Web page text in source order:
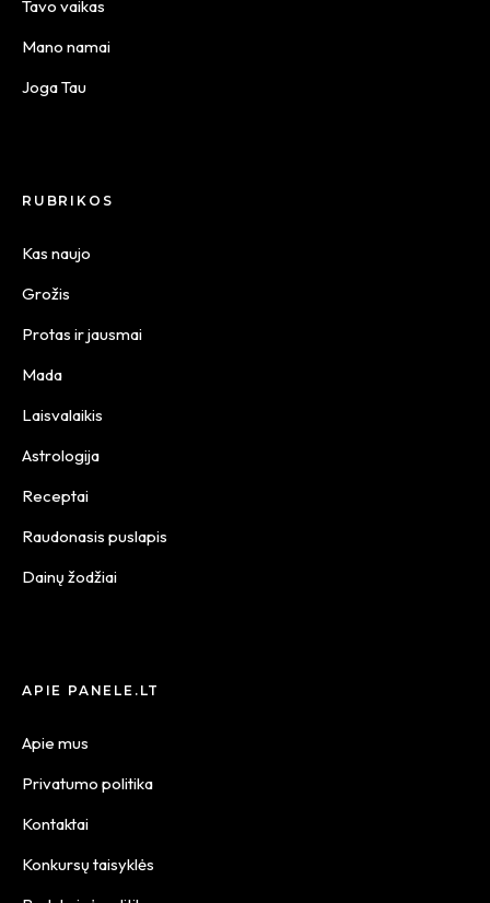
Tavo vaikas
Mano namai
Joga Tau
RUBRIKOS
Kas naujo
Grožis
Protas ir jausmai
Mada
Laisvalaikis
Astrologija
Receptai
Raudonasis puslapis
Dainų žodžiai
APIE PANELE.LT
Apie mus
Privatumo politika
Kontaktai
Konkursų taisyklės